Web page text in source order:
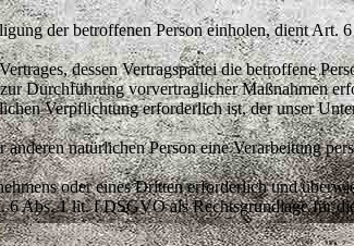
der betroffenen Person einholen, dient Art.
dessen Vertragspartei die betroffene
Durchführung vorvertraglicher Maßnahmen
Verpflichtung erforderlich ist, der unser
natürlichen Person eine Verarbeitung
oder eines Dritten erforderlich und
6 Abs. 1 lit. f DSGVO als Rechtsgrundlage für